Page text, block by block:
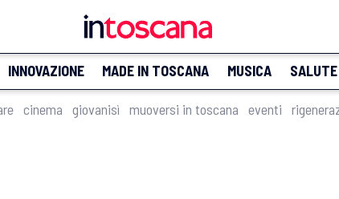
INNOVAZIONE MADE IN TOSCANA MUSICA SALUTE
cinema giovanisì muoversi in toscana eventi